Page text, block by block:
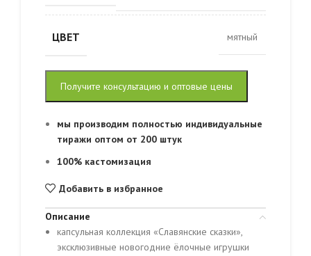
ЦВЕТ мятный
Получите консультацию и оптовые цены
мы производим полностью индивидуальные
тиражи оптом от 200 штук
100% кастомизация
Добавить в избранное
Описание
капсульная коллекция «Славянские сказки»,
эксклюзивные новогодние ёлочные игрушки